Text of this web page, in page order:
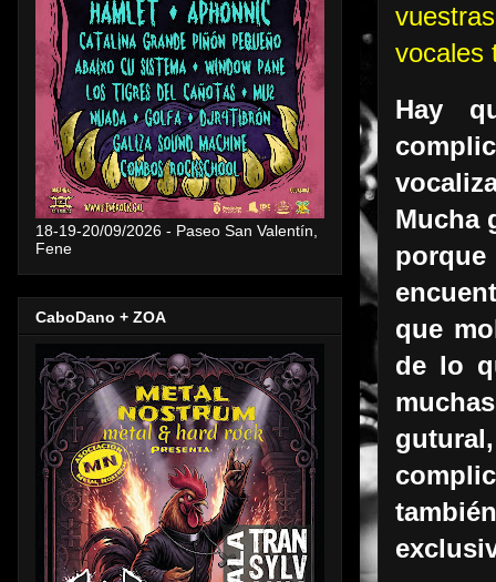
vocales
Hay
Mucha
porque
que
de lo
18-19-20/09/2026 - Paseo San Valentín,
Fene
CaboDano + ZOA